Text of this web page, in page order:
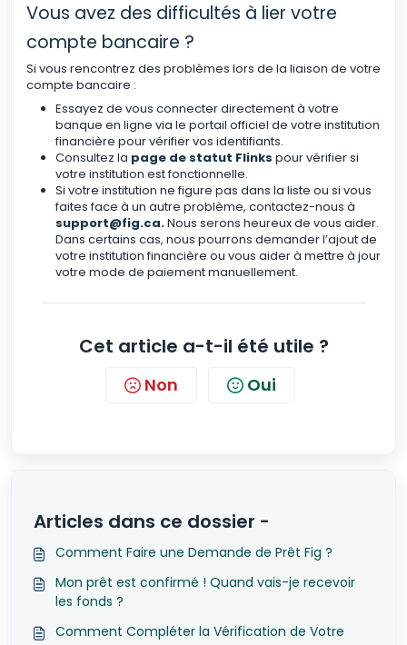
Vous avez des difficultés à lier votre
compte bancaire ?
Si vous rencontrez des problèmes lors de la liaison de votre
compte bancaire :
Essayez de vous connecter directement à votre
banque en ligne via le portail officiel de votre institution
financière pour vérifier vos identifiants.
Consultez la page de statut Flinks pour vérifier si
votre institution est fonctionnelle.
Si votre institution ne figure pas dans la liste ou si vous
faites face à un autre problème, contactez-nous à
support@fig.ca.Nous serons heureux de vous aider.
Dans certains cas, nous pourrons demander l’ajout de
votre institution financière ou vous aider à mettre à jour
votre mode de paiement manuellement.
Cet article a-t-il été utile ?
Non Oui
Articles dans ce dossier -
Comment Faire une Demande de Prêt Fig ?
Mon prêt est confirmé ! Quand vais-je recevoir
les fonds ?
Comment Compléter la Vérification de Votre